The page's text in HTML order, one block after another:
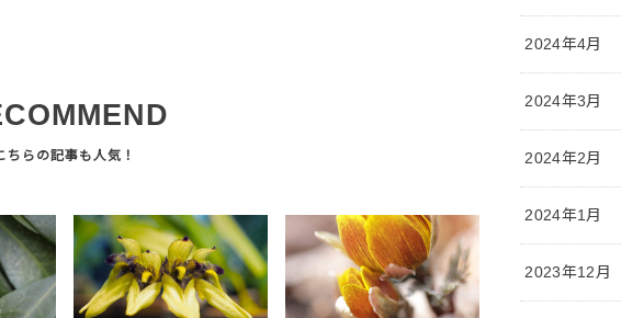
2024年4月
2024年3月
2024年2月
2024年1月
2023年12月